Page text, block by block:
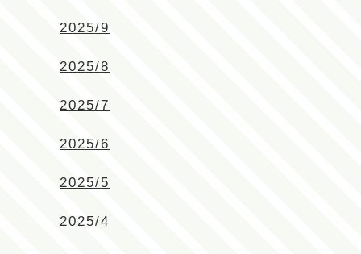
2025/9
2025/8
2025/7
2025/6
2025/5
2025/4